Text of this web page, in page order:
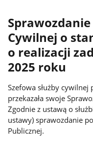
Sprawozdanie
Cywilnej o
o realizacji
2025 roku
Szefowa służby
przekazała swoje
Zgodnie z ustawą o
ustawy) sprawozdanie
Publicznej.